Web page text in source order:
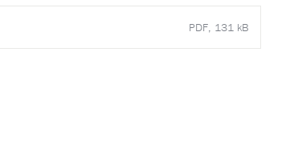
PDF, 131 kB